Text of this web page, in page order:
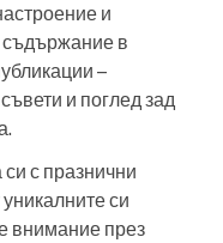
и
съдържание в
–
и поглед зад
с празнични
си
внимание през